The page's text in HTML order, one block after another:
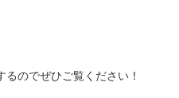
のでぜひご覧ください！